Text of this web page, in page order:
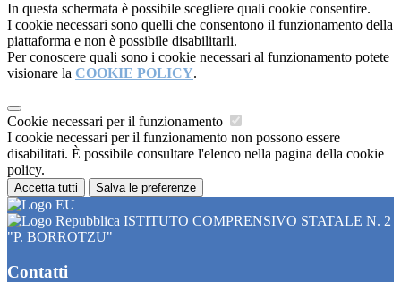
In questa schermata è possibile scegliere quali cookie consentire.
I cookie necessari sono quelli che consentono il funzionamento della
piattaforma e non è possibile disabilitarli.
Per conoscere quali sono i cookie necessari al funzionamento potete
visionare la COOKIE POLICY.
Cookie necessari per il funzionamento
I cookie necessari per il funzionamento non possono essere
disabilitati. È possibile consultare l'elenco nella pagina della cookie
policy.
Accetta tutti Salva le preferenze
ISTITUTO COMPRENSIVO STATALE N. 2
"P. BORROTZU"
Contatti